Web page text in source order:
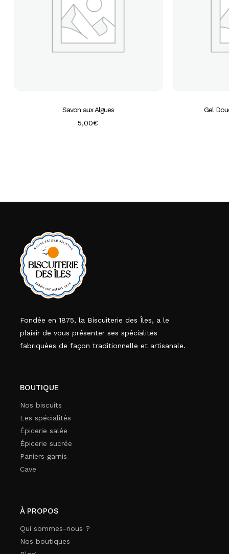
Savon aux Algues
5,00€
Gel
Fondée en 1875, la Biscuiterie des Îles, a le
plaisir de vous présenter ses spécialités
fabriquées de façon traditionnelle et artisanale.
BOUTIQUE
Nos biscuits
Les spécialités
Épicerie salée
Épicerie sucrée
Paniers garnis
Cave
À PROPOS
Qui sommes-nous ?
Nos boutiques